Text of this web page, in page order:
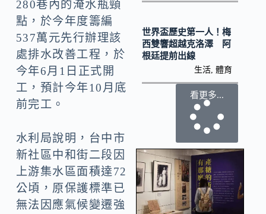
280巷內的淹水瓶頸
點，於今年度籌編
537萬元先行辦理該
處排水改善工程，於
今年6月1日正式開
工，預計今年10月底
前完工。
水利局說明，台中市
新社區中和街二段因
上游集水區面積達72
公頃，原保護標準已
無法因應氣候變遷強
世界盃歷史第一人！梅
西雙響超越克洛澤 阿
根廷提前出線
生活 ,體育
看更多...